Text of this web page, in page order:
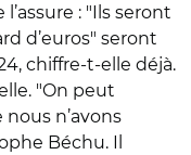
: "Ils seront
d’euros" seront
chiffre-t-elle déjà.
"On peut
n’avons
Béchu. Il